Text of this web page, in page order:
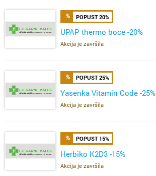
POPUST 20%
UPAP thermo boce -20%
Akcija je završila
POPUST 25%
Yasenka Vitamin Code -25%
Akcija je završila
POPUST 15%
Herbiko K2D3 -15%
Akcija je završila